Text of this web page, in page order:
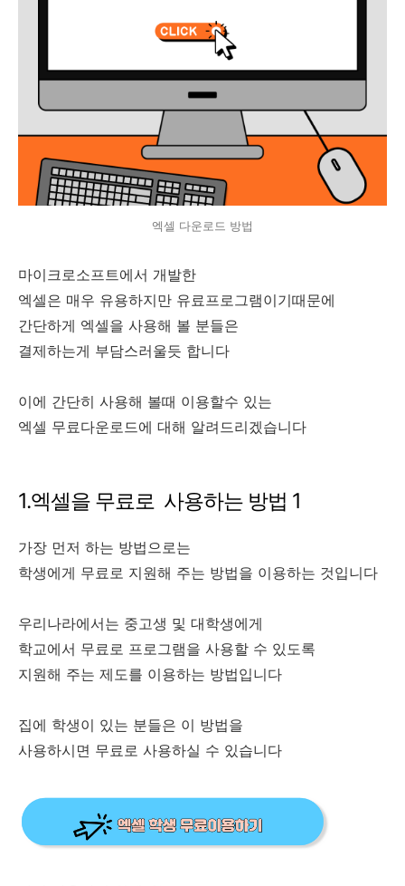
엑셀 다운로드 방법
마이크로소프트에서 개발한
엑셀은 매우 유용하지만 유료프로그램이기때문에
간단하게 엑셀을 사용해 볼 분들은
결제하는게 부담스러울듯 합니다
이에 간단히 사용해 볼때 이용할수 있는
엑셀 무료다운로드에 대해 알려드리겠습니다
1.엑셀을 무료로 사용하는 방법 1
가장 먼저 하는 방법으로는
학생에게 무료로 지원해 주는 방법을 이용하는 것입니다
우리나라에서는 중고생 및 대학생에게
학교에서 무료로 프로그램을 사용할 수 있도록
지원해 주는 제도를 이용하는 방법입니다
집에 학생이 있는 분들은 이 방법을
사용하시면 무료로 사용하실 수 있습니다